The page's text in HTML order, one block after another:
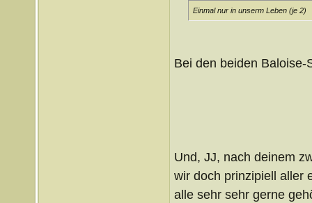
Einmal nur in unserm Leben (je 2)
Bei den beiden Baloise-
Und, JJ, nach deinem
wir doch prinzipiell aller
alle sehr sehr gerne